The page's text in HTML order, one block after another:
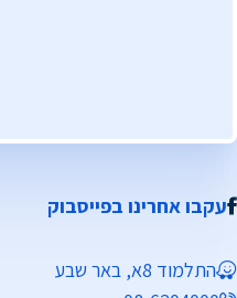
עקבו אחרינו בפייסבוק
התלמוד 8א, באר שבע